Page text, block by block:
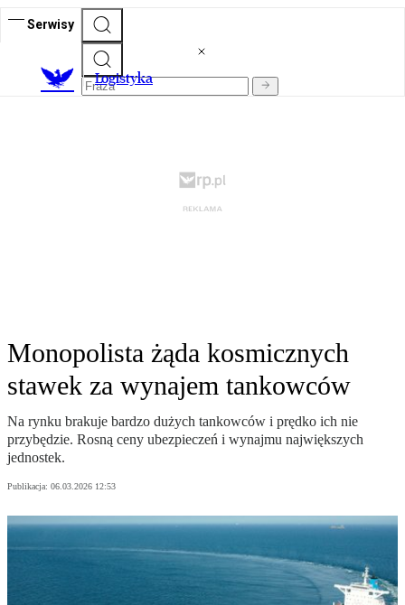
Serwisy
Logistyka
Monopolista żąda kosmicznych
stawek za wynajem tankowców
Na rynku brakuje bardzo dużych tankowców i prędko ich nie
przybędzie. Rosną ceny ubezpieczeń i wynajmu największych
jednostek.
Publikacja: 06.03.2026 12:53